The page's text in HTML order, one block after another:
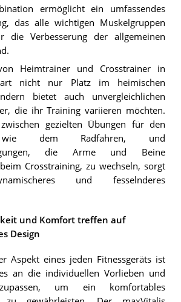
ermöglicht ein umfassendes
das alle wichtigen Muskelgruppen
die Verbesserung der allgemeinen
Heimtrainer und Crosstrainer in
nicht nur Platz im heimischen
bietet auch unvergleichlichen
die ihr Training variieren möchten.
gezielten Übungen für den
wie dem Radfahren, und
die Arme und Beine
Crosstraining, zu wechseln, sorgt
und fesselnderes
und Komfort treffen auf
Design
Aspekt eines jeden Fitnessgeräts ist
an die individuellen Vorlieben und
um ein komfortables